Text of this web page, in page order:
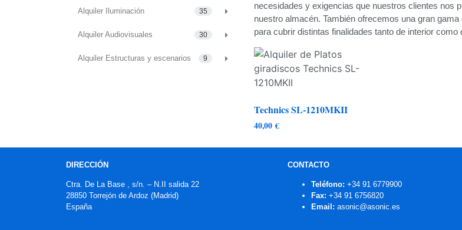
Alquiler Iluminación 35
Alquiler Audiovisuales 30
Alquiler Estructuras y escenarios 9
necesidades y exigencias que nuestros clientes nos
nuestro almacén. También ofrecemos una gran
para cubrir distintas finalidades tanto de interior como
Technics SL-1210MKII
40,00€
DIRECCIÓN
Ctra. De La Base , s/n. – N.II salida 22
28850 Torrejón de Ardoz (Madrid)
España
CONTACTO
Teléfono: +34 91 6779900
Fax: +34 91 6756820
Email: asonic@asonic.es